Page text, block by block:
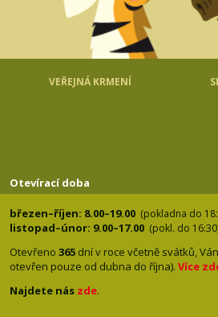
VEŘEJNÁ KRMENÍ
Otevírací doba
březen–říjen: 8.00–19.00 (pokladna do
listopad–únor: 9.00–17.00 (pokl. do
Otevřeno 365 dní v roce včetně svátků,
otevřen pouze od dubna do října). Více
Najdete nás zde.